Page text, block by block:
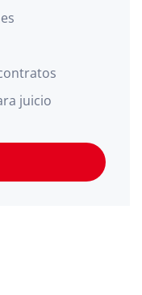
juicio